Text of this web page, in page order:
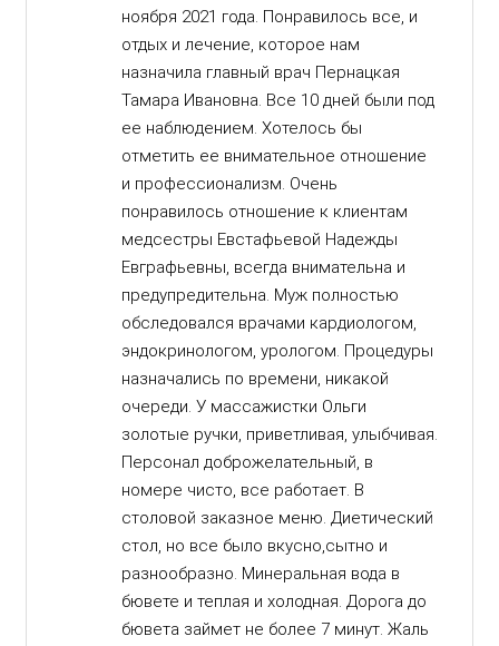
ноября 2021 года. Понравилось все, и
отдых и лечение, которое нам
назначила главный врач Пернацкая
Тамара Ивановна. Все 10 дней были под
ее наблюдением. Хотелось бы
отметить ее внимательное отношение
и профессионализм. Очень
понравилось отношение к клиентам
медсестры Евстафьевой Надежды
Евграфьевны, всегда внимательна и
предупредительна. Муж полностью
обследовался врачами кардиологом,
эндокринологом, урологом. Процедуры
назначались по времени, никакой
очереди. У массажистки Ольги
золотые ручки, приветливая, улыбчивая.
Персонал доброжелательный, в
номере чисто, все работает. В
столовой заказное меню. Диетический
стол, но все было вкусно,сытно и
разнообразно. Минеральная вода в
бювете и теплая и холодная. Дорога до
бювета займет не более 7 минут. Жаль